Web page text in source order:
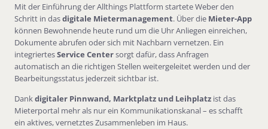
Mit der Einführung der Allthings Plattform startete Weber den
Schritt in dasdigitale Mietermanagement. Über die Mieter-App
können Bewohnende heute rund um die Uhr Anliegen einreichen,
Dokumente abrufen oder sich mit Nachbarn vernetzen. Ein
integriertesService Centersorgt dafür, dass Anfragen
automatisch an die richtigen Stellen weitergeleitet werden und der
Bearbeitungsstatus jederzeit sichtbar ist.
Dankdigitaler Pinnwand, Marktplatz und Leihplatzist das
Mieterportal mehr als nur ein Kommunikationskanal – es schafft
ein aktives, vernetztes Zusammenleben im Haus.